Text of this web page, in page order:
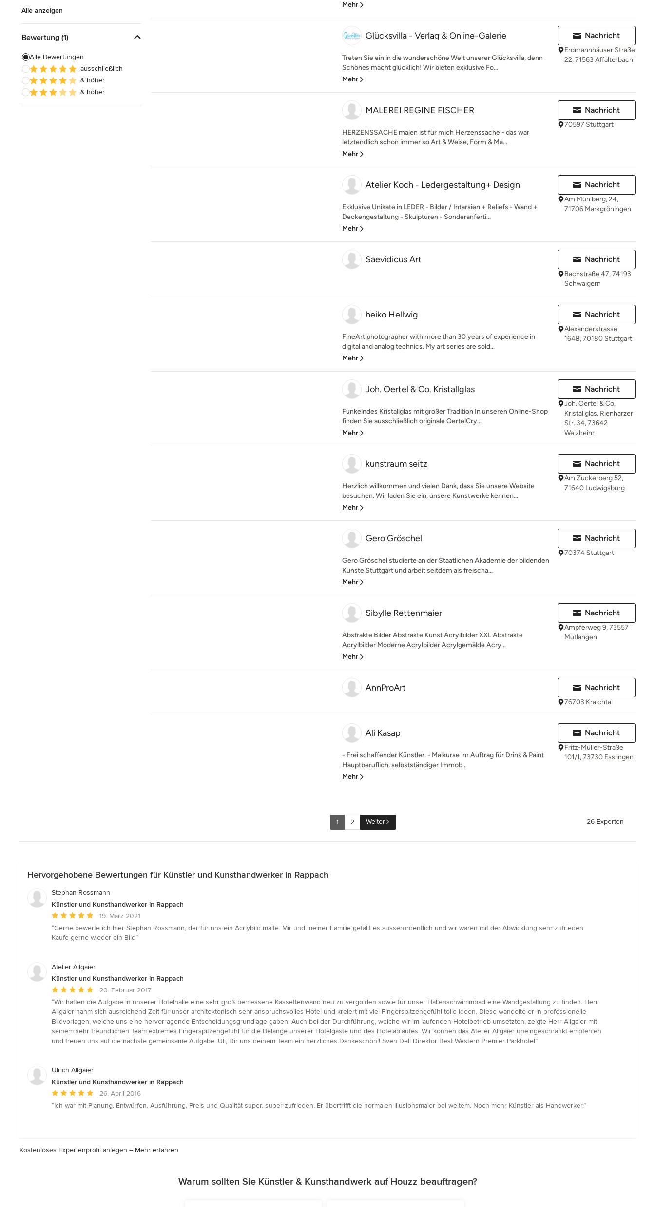
Alle anzeigen
Alle anzeigen
Bewertung (1)
Alle Bewertungen
ausschließlich
& höher
& höher
Mehr
Glücksvilla - Verlag & Online-Galerie
Treten Sie ein in die wunderschöne Welt unserer Glücksvilla, denn
Schönes macht glücklich! Wir bieten exklusive Fo...
Mehr
Nachricht
Erdmannhäuser Straße
22, 71563 Affalterbach
MALEREI REGINE FISCHER
HERZENSSACHE malen ist für mich Herzenssache - das war
letztendlich schon immer so Art & Weise, Form & Ma...
Mehr
Nachricht
70597 Stuttgart
Atelier Koch - Ledergestaltung+ Design
Exklusive Unikate in LEDER - Bilder / Intarsien + Reliefs - Wand +
Deckengestaltung - Skulpturen - Sonderanferti...
Mehr
Nachricht
Am Mühlberg, 24,
71706 Markgröningen
Saevidicus Art Nachricht
Bachstraße 47, 74193
Schwaigern
heiko Hellwig
FineArt photographer with more than 30 years of experience in
digital and analog technics. My art series are sold...
Mehr
Nachricht
Alexanderstrasse
164B, 70180 Stuttgart
Joh. Oertel & Co. Kristallglas
Funkelndes Kristallglas mit großer Tradition In unseren Online-Shop
finden Sie ausschließlich originale OertelCry...
Mehr
Nachricht
Joh. Oertel & Co.
Kristallglas, Rienharzer
Str. 34, 73642
Welzheim
kunstraum seitz
Herzlich willkommen und vielen Dank, dass Sie unsere Website
besuchen. Wir laden Sie ein, unsere Kunstwerke kennen...
Mehr
Nachricht
Am Zuckerberg 52,
71640 Ludwigsburg
Gero Gröschel
Gero Gröschel studierte an der Staatlichen Akademie der bildenden
Künste Stuttgart und arbeit seitdem als freischa...
Mehr
Nachricht
70374 Stuttgart
Sibylle Rettenmaier
Abstrakte Bilder Abstrakte Kunst Acrylbilder XXL Abstrakte
Acrylbilder Moderne Acrylbilder Acrylgemälde Acry...
Mehr
Nachricht
Ampferweg 9, 73557
Mutlangen
AnnProArt Nachricht
76703 Kraichtal
Ali Kasap
- Frei schaffender Künstler. - Malkurse im Auftrag für Drink & Paint
Hauptberuflich, selbstständiger Immob...
Mehr
Nachricht
Fritz-Müller-Straße
101/1, 73730 Esslingen
1 2 Weiter 26 Experten
Hervorgehobene Bewertungen für Künstler und Kunsthandwerker in Rappach
Stephan Rossmann
Künstler und Kunsthandwerker in Rappach
Durchschnittliche
Bewertung:
5
Sternen
19. März 2021
“Gerne bewerte ich hier Stephan Rossmann, der für uns ein Acrlybild malte. Mir und meiner Familie gefällt es ausserordentlich und wir waren mit der Abwicklung sehr zufrieden.
Kaufe gerne wieder ein Bild”
Atelier Allgaier
Künstler und Kunsthandwerker in Rappach
Durchschnittliche
Bewertung:
5
von
5
Sternen
20. Februar 2017
“Wir hatten die Aufgabe in unserer Hotelhalle eine sehr groß bemessene Kassettenwand neu zu vergolden sowie für unser Hallenschwimmbad eine Wandgestaltung zu finden. Herr
Allgaier nahm sich ausreichend Zeit für unser architektonisch sehr anspruchsvolles Hotel und kreiert mit viel Fingerspitzengefühl tolle Ideen. Diese wandelte er in professionelle
Bildvorlagen, welche uns eine hervorragende Entscheidungsgrundlage gaben. Auch bei der Durchführung, welche wir im laufenden Hotelbetrieb umsetzten, zeigte Herr Allgaier mit
seinem sehr freundlichen Team extremes Fingerspitzengefühl für die Belange unserer Hotelgäste und des Hotelablaufes. Wir können das Atelier Allgaier uneingeschränkt empfehlen
und freuen uns auf die nächste gemeinsame Aufgabe. Uli, Dir uns deinem Team ein herzliches Dankeschön!! Sven Dell Direktor Best Western Premier Parkhotel”
Ulrich Allgaier
Künstler und Kunsthandwerker in Rappach
Durchschnittliche
Bewertung:
26. April 2016
“Ich war mit Planung, Entwürfen, Ausführung, Preis und Qualität super, super zufrieden. Er übertrifft die normalen Illusionsmaler bei weitem. Noch mehr Künstler als Handwerker.”
Kostenloses Expertenprofil anlegen – Mehr erfahren
Warum sollten Sie Künstler & Kunsthandwerk auf Houzz beauftragen?